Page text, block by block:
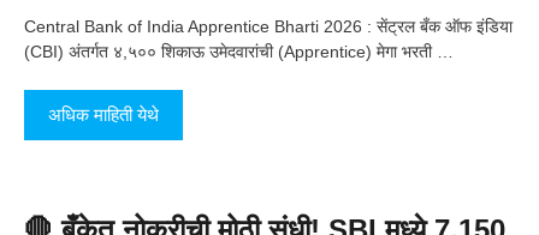
Central Bank of India Apprentice Bharti 2026 : सेंट्रल बँक ऑफ इंडिया
(CBI) अंतर्गत ४,५०० शिकाऊ उमेदवारांची (Apprentice) मेगा भरती …
अधिक माहिती येथे